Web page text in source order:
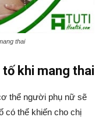
thai
khi mang thai
thể người phụ nữ sẽ
có thể khiến cho chị